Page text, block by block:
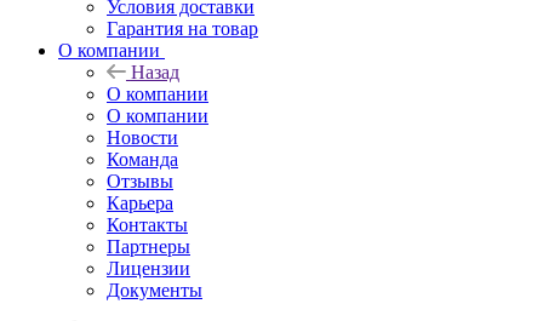
Условия доставки
Гарантия на товар
О компании
Назад
О компании
О компании
Новости
Команда
Отзывы
Карьера
Контакты
Партнеры
Лицензии
Документы